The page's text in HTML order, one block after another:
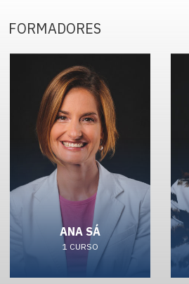
FORMADORES
ANA SÁ
1 CURSO